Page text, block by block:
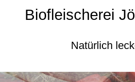
Biofleischerei
Natürlich